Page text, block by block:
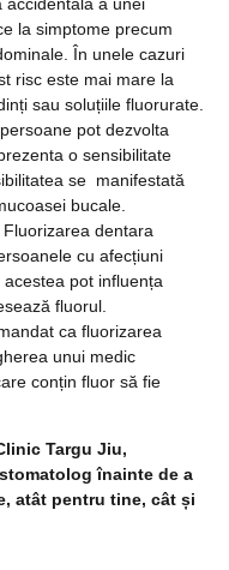
la simptome precum
În unele cazuri
risc este mai mare la
sau soluțiile fluorurate.
pot dezvolta
o sensibilitate
se manifestată
bucale.
Fluorizarea dentara
cu afecțiuni
pot influența
fluorul.
ca fluorizarea
unui medic
conțin fluor să fie
Targu Jiu,
înainte de a
atât pentru tine, cât și